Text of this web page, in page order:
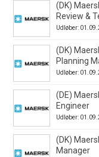
(DK)
Review &
Udløber:
(DK)
Planning
Udløber:
(DE)
Engineer
Udløber:
(DK)
Manager